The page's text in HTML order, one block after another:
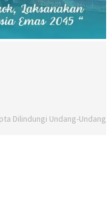
Dilindungi Undang-Undang